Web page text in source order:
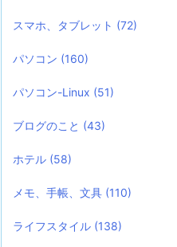
スマホ、タブレット (72)
パソコン (160)
パソコン-Linux (51)
ブログのこと (43)
ホテル (58)
メモ、手帳、文具 (110)
ライフスタイル (138)